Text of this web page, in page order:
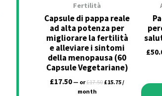
Fertilità
Capsule di pappa reale
ad alta potenza per
migliorare la fertilità
e alleviare i sintomi
della menopausa (60
Capsule Vegetariane)
£17.50 — or£17.50 £15.75/
month
£